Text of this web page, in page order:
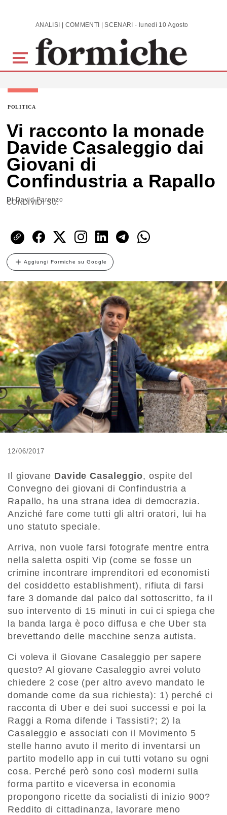
Skip to main content ANALISI | COMMENTI | SCENARI - lunedì 10 Agosto 2026
POLITICA
Vi racconto la monade
Davide Casaleggio dai
Giovani di
Confindustria a Rapallo
DiDavid Parenzo
CONDIVIDI SU:
Aggiungi Formiche su Google
12/06/2017
Il giovane Davide Casaleggio, ospite del
Convegno dei giovani di Confindustria a
Rapallo, ha una strana idea di democrazia.
Anziché fare come tutti gli altri oratori, lui ha
uno statuto speciale.
Arriva, non vuole farsi fotografe mentre entra
nella saletta ospiti Vip (come se fosse un
crimine incontrare imprenditori ed economisti
del cosiddetto establishment), rifiuta di farsi
fare 3 domande dal palco dal sottoscritto, fa il
suo intervento di 15 minuti in cui ci spiega che
la banda larga è poco diffusa e che Uber sta
brevettando delle macchine senza autista.
Ci voleva il Giovane Casaleggio per sapere
questo? Al giovane Casaleggio avrei voluto
chiedere 2 cose (per altro avevo mandato le
domande come da sua richiesta): 1) perché ci
racconta di Uber e dei suoi successi e poi la
Raggi a Roma difende i Tassisti?; 2) la
Casaleggio e associati con il Movimento 5
stelle hanno avuto il merito di inventarsi un
partito modello app in cui tutti votano su ogni
cosa. Perché però sono così moderni sulla
forma partito e viceversa in economia
propongono ricette da socialisti di inizio 900?
Reddito di cittadinanza, lavorare meno